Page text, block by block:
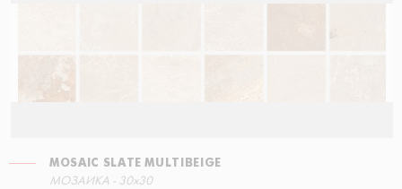
MOSAIC SLATE MULTIBEIGE
МОЗАИКА - 30x30
СТУПЕНЬ УГЛОВАЯ ПРАВАЯ
60x34,5